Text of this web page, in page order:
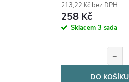
213,22 Kč bez DPH
258 Kč
Skladem 3 sada
−
DO KOŠÍKU